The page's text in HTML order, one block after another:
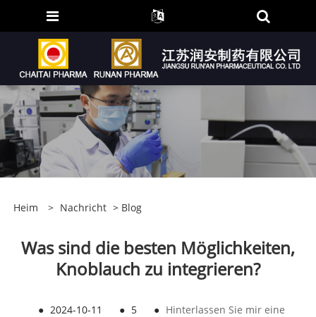
Heim > Nachricht > Blog
Was sind die besten Möglichkeiten,
Knoblauch zu integrieren?
● 2024-10-11 ● 5 ● Hinterlassen Sie mir eine